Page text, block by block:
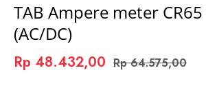
TAB Ampere meter
(AC/DC)
Rp 48.432,00 Rp 64.575,00